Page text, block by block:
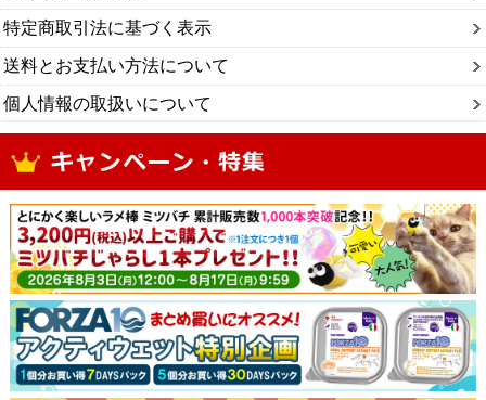
特定商取引法に基づく表示
送料とお支払い方法について
個人情報の取扱いについて